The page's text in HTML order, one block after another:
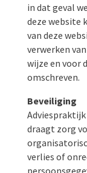
in dat geval
deze website
van deze
verwerken
wijze en voor
omschreven.
Beveiliging
draagt zorg
verlies of